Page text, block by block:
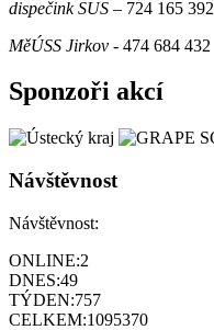
dispečink SUS – 724 165 392
MěÚSS Jirkov - 474 684 432
Sponzoři akcí
Návštěvnost
Návštěvnost:
ONLINE:2
DNES:49
TÝDEN:757
CELKEM:1095370